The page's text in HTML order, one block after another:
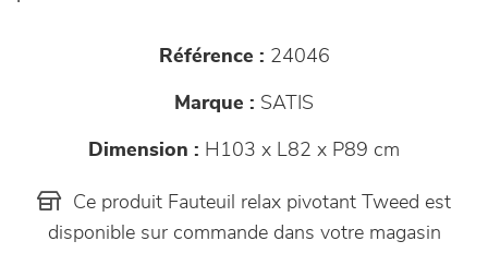
Référence : 24046
Marque : SATIS
Dimension : H103 x L82 x P89 cm
Ce produit Fauteuil relax pivotant Tweed est
disponible sur commande dans votre magasin